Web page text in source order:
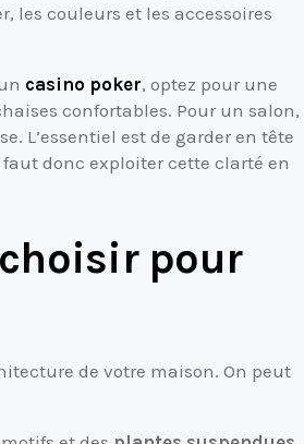
les couleurs et les accessoires
casino poker, optez pour une
confortables. Pour un salon,
L’essentiel est de garder en tête
donc exploiter cette clarté en
pour
de votre maison. On peut